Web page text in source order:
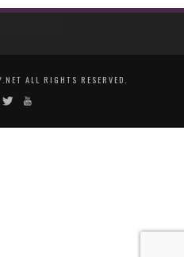
ALL RIGHTS RESERVED.